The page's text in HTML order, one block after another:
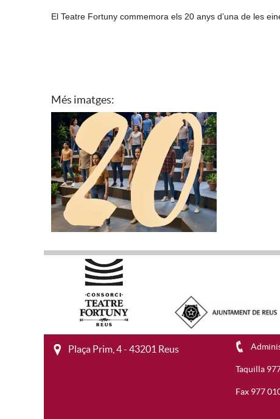
El Teatre Fortuny commemora els 20 anys d’una de les
Més imatges:
Plaça Prim, 4 - 43201 Reus
Taquilla
Fax 977